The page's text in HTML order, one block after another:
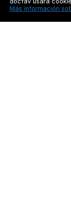
Más información